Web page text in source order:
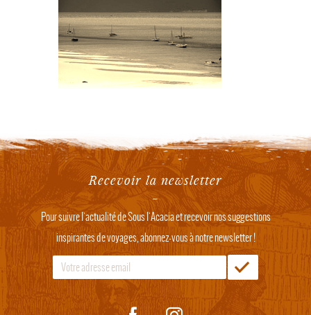
Recevoir la newsletter
Pour suivre l'actualité de Sous l'Acacia et recevoir nos suggestions
inspirantes de voyages, abonnez-vous à notre newsletter !